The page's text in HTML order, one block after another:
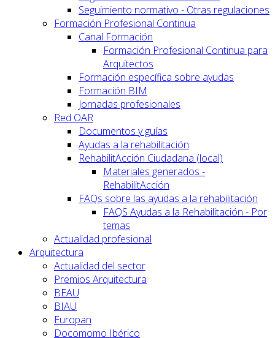
Seguimiento normativo - Otras regulaciones
Formación Profesional Continua
Canal Formación
Formación Profesional Continua para
Arquitectos
Formación específica sobre ayudas
Formación BIM
Jornadas profesionales
Red OAR
Documentos y guías
Ayudas a la rehabilitación
RehabilitAcción Ciudadana (local)
Materiales generados -
RehabilitAcción
FAQs sobre las ayudas a la rehabilitación
FAQS Ayudas a la Rehabilitación - Por
temas
Actualidad profesional
Arquitectura
Actualidad del sector
Premios Arquitectura
BEAU
BIAU
Europan
Docomomo Ibérico